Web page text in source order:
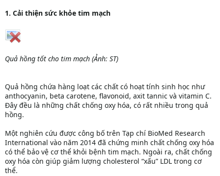
1. Cải thiện sức khỏe tim mạch
Quả hồng tốt cho tim mạch (Ảnh: ST)
Quả hồng chứa hàng loạt các chất có hoạt tính sinh học như
anthocyanin, beta carotene, flavonoid, axit tannic và vitamin C.
Đây đều là những chất chống oxy hóa, có rất nhiều trong quả
hồng.
Một nghiên cứu được công bố trên Tạp chí BioMed Research
International vào năm 2014 đã chứng minh chất chống oxy hóa
có thể bảo vệ cơ thể khỏi bệnh tim mạch. Ngoài ra, chất chống
oxy hóa còn giúp giảm lượng cholesterol “xấu” LDL trong cơ
thể.